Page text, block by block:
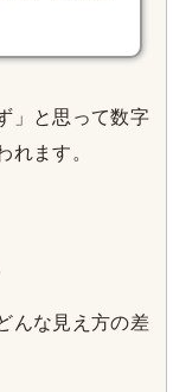
」と思って数字
れます。
んな見え方の差